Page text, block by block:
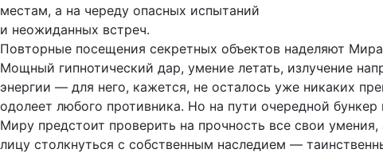
местам, а на череду опасных испытаний
и неожиданных встреч.
Повторные посещения секретных объектов наделяют
Мощный гипнотический дар, умение летать, излучение
энергии — для него, кажется, не осталось уже никаких
одолеет любого противника. Но на пути очередной
Миру предстоит проверить на прочность все свои
лицу столкнуться с собственным наследием —